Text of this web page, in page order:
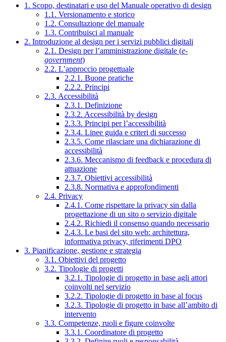
1. Scopo, destinatari e uso del Manuale operativo di design
1.1. Versionamento e storico
1.2. Consultazione del manuale
1.3. Contribuisci al manuale
2. Introduzione al design per i servizi pubblici digitali
2.1. Design per l’amministrazione digitale (e-
government)
2.2. L’approccio progettuale
2.2.1. Buone pratiche
2.2.2. Principi
2.3. Accessibilità
2.3.1. Definizione
2.3.2. Accessibilità by design
2.3.3. Principi per l’accessibilità
2.3.4. Linee guida e criteri di successo
2.3.5. Come rilasciare una dichiarazione di
accessibilità
2.3.6. Meccanismo di feedback e procedura di
attuazione
2.3.7. Obiettivi accessibilità
2.3.8. Normativa e approfondimenti
2.4. Privacy
2.4.1. Come rispettare la privacy sin dalla
progettazione di un sito o servizio digitale
2.4.2. Richiedi il consenso quando necessario
2.4.3. Le basi del sito web: architettura,
informativa privacy, riferimenti DPO
3. Pianificazione, gestione e strategia
3.1. Obiettivi del progetto
3.2. Tipologie di progetti
3.2.1. Tipologie di progetto in base agli attori
coinvolti nel servizio
3.2.2. Tipologie di progetto in base al focus
3.2.3. Tipologie di progetto in base all’ambito di
intervento
3.3. Competenze, ruoli e figure coinvolte
3.3.1. Coordinatore di progetto